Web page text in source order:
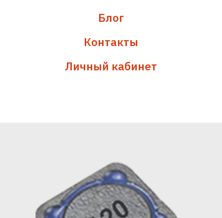
Блог
Контакты
Личный кабинет